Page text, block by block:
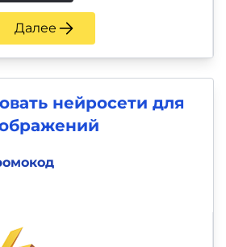
Далее
нейросети для